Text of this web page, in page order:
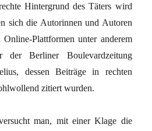
Hintergrund des Täters wird
sich die Autorinnen und Autoren
Online-Plattformen unter anderem
der Berliner Boulevardzeitung
dessen Beiträge in rechten
zitiert wurden.
man, mit einer Klage die